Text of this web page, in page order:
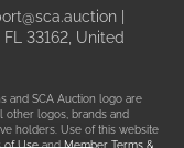
33162, United
and SCA Auction logo are
other logos, brands and
holders. Use of this website
of UseandMember Terms &